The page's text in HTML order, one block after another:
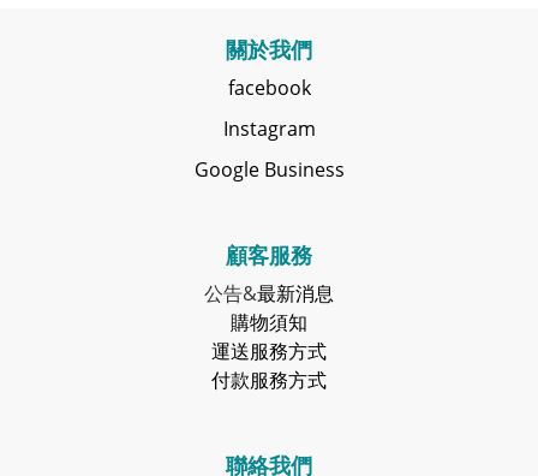
關於我們
facebook
Instagram
Google Business
顧客服務
公告&最新消息
購物須知
運送服務方式
付款服務方式
聯絡我們